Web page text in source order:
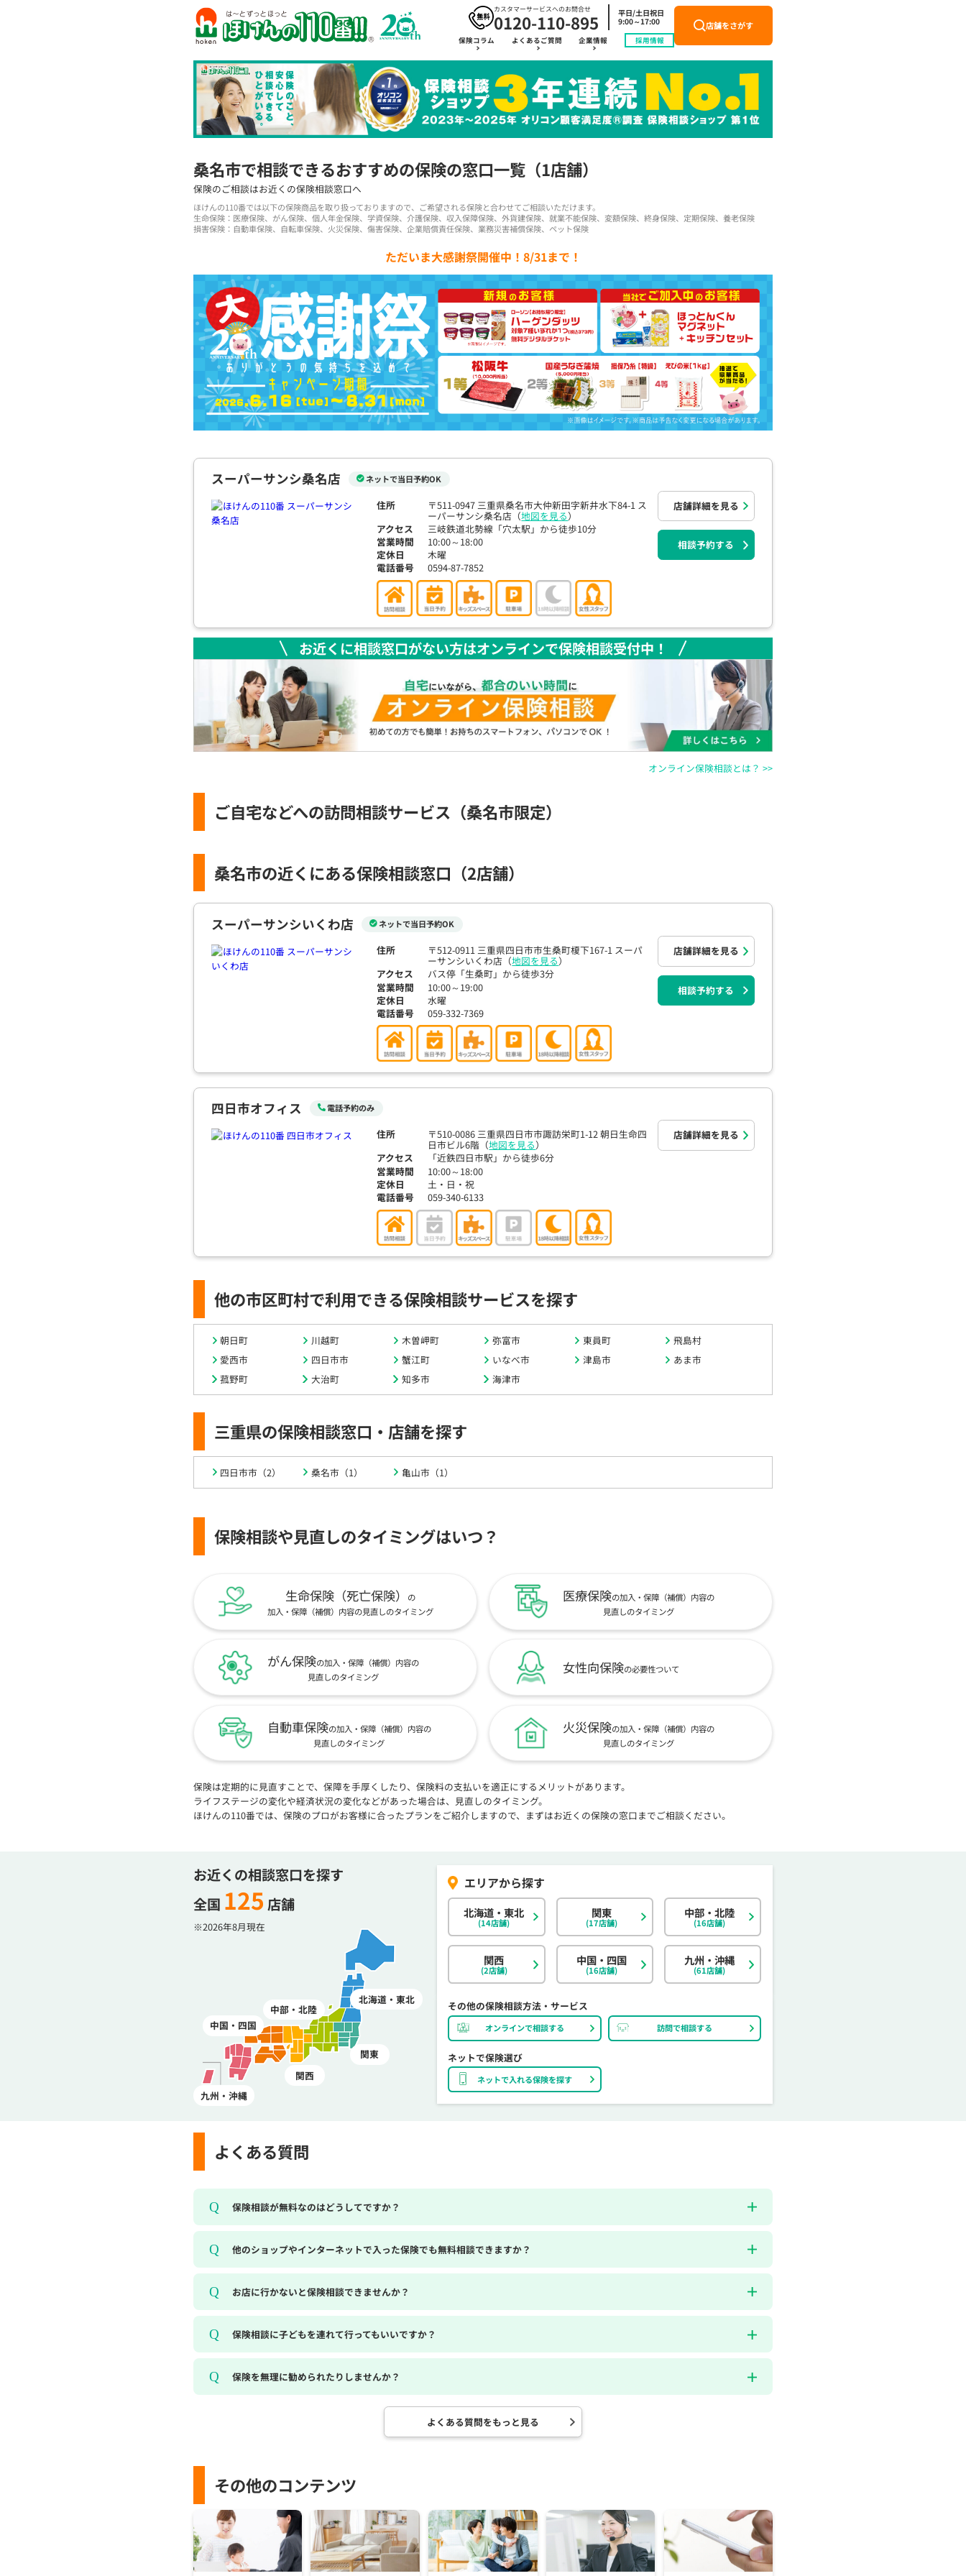
カスタマーサービスへのお問合せ
0120-110-895
平日/土日祝日
9:00～17:00
保険コラム よくあるご質問 企業情報 採用情報
店舗をさがす
桑名市で相談できるおすすめの保険の窓口一覧（1店舗）
保険のご相談はお近くの保険相談窓口へ
ほけんの110番では以下の保険商品を取り扱っておりますので、ご希望される保険と合わせてご相談いただけます。
生命保険：医療保険、がん保険、個人年金保険、学資保険、介護保険、収入保障保険、外貨建保険、就業不能保険、変額保険、終身保険、定期保険、養老保険
損害保険：自動車保険、自転車保険、火災保険、傷害保険、企業賠償責任保険、業務災害補償保険、ペット保険
ただいま大感謝祭開催中！8/31まで！
スーパーサンシ桑名店 ネットで当日予約OK
住所 〒511-0947 三重県桑名市大仲新田字新井水下84-1 ス
ーパーサンシ桑名店（地図を見る）
アクセス
三岐鉄道北勢線「穴太駅」から徒歩10分
営業時間
10:00～18:00
定休日
木曜
電話番号
0594-87-7852
店舗詳細を見る
相談予約する
お近くに相談窓口がない方はオンラインで保険相談受付中！
オンライン保険相談とは？ >>
ご自宅などへの訪問相談サービス（桑名市限定）
桑名市の近くにある保険相談窓口 （2店舗）
スーパーサンシいくわ店 ネットで当日予約OK
住所 〒512-0911 三重県四日市市生桑町榎下167-1 スーパ
ーサンシいくわ店（地図を見る）
アクセス
バス停「生桑町」から徒歩3分
営業時間
10:00～19:00
定休日
水曜
電話番号
059-332-7369
店舗詳細を見る
相談予約する
四日市オフィス 電話予約のみ
住所 〒510-0086 三重県四日市市諏訪栄町1-12 朝日生命四
日市ビル6階（地図を見る）
アクセス
「近鉄四日市駅」から徒歩6分
営業時間
10:00～18:00
定休日
土・日・祝
電話番号
059-340-6133
店舗詳細を見る
他の市区町村で利用できる保険相談サービスを探す
朝日町 川越町 木曽岬町 弥富市 東員町
飛島村
愛西市
四日市市 蟹江町 いなべ市 津島市
あま市
菰野町
大治町 知多市 海津市
三重県の保険相談窓口・店舗を探す
四日市市（2） 桑名市（1） 亀山市（1）
保険相談や見直しのタイミングはいつ？
生命保険（死亡保険）
の
加入・保障（補償）内容の見直しのタイミング
医療保険の加入・保障（補償）内容の
見直しのタイミング
がん保険の加入・保障（補償）内容の
見直しのタイミング
女性向保険の必要性ついて
自動車保険の加入・保障（補償）内容の
見直しのタイミング
火災保険の加入・保障（補償）内容の
見直しのタイミング
保険は定期的に見直すことで、保障を手厚くしたり、保険料の支払いを適正にするメリットがあります。
ライフステージの変化や経済状況の変化などがあった場合は、見直しのタイミング。
ほけんの110番では、保険のプロがお客様に合ったプランをご紹介しますので、まずはお近くの保険の窓口までご相談ください。
その他の保険相談方法・サービス
オンラインで相談する 訪問で相談する
ネットで保険選び
ネットで入れる保険を探す
お近くの相談窓口を探す
全国 125 店舗
北海道・東北
関東
中部・北陸
関西
中国・四国
九州・沖縄
北海道・東北
(14店舗)
関東
(17店舗)
中部・北陸
(16店舗)
関西
(2店舗)
中国・四国
(16店舗)
九州・沖縄
(61店舗)
※2026年8月現在
よくある質問
保険相談が無料なのはどうしてですか？
他のショップやインターネットで入った保険でも無料相談できますか？
お店に行かないと保険相談できませんか？
保険相談に子どもを連れて行ってもいいですか？
保険を無理に勧められたりしませんか？
よくある質問をもっと見る
その他のコンテンツ